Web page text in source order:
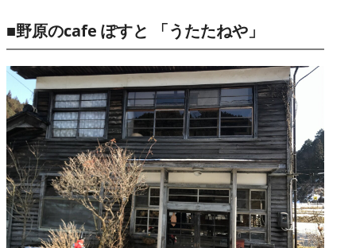
■野原のcafe ぽすと 「うたたねや」